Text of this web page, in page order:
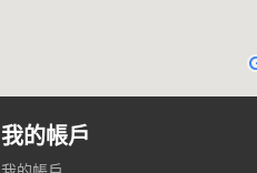
我的帳戶